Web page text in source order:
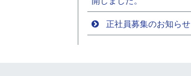
正社員募集のお知らせ